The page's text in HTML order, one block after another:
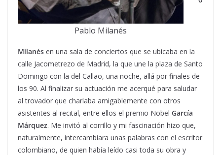
Pablo Milanés
Milanés en una sala de conciertos que se ubicaba en la
calle Jacometrezo de Madrid, la que une la plaza de Santo
Domingo con la del Callao, una noche, allá por finales de
los 90. Al finalizar su actuación me acerqué para saludar
al trovador que charlaba amigablemente con otros
asistentes al recital, entre ellos el premio Nobel García
Márquez. Me invitó al corrillo y mi fascinación hizo que,
naturalmente, intercambiara unas palabras con el escritor
colombiano, de quien había leído casi toda su obra y